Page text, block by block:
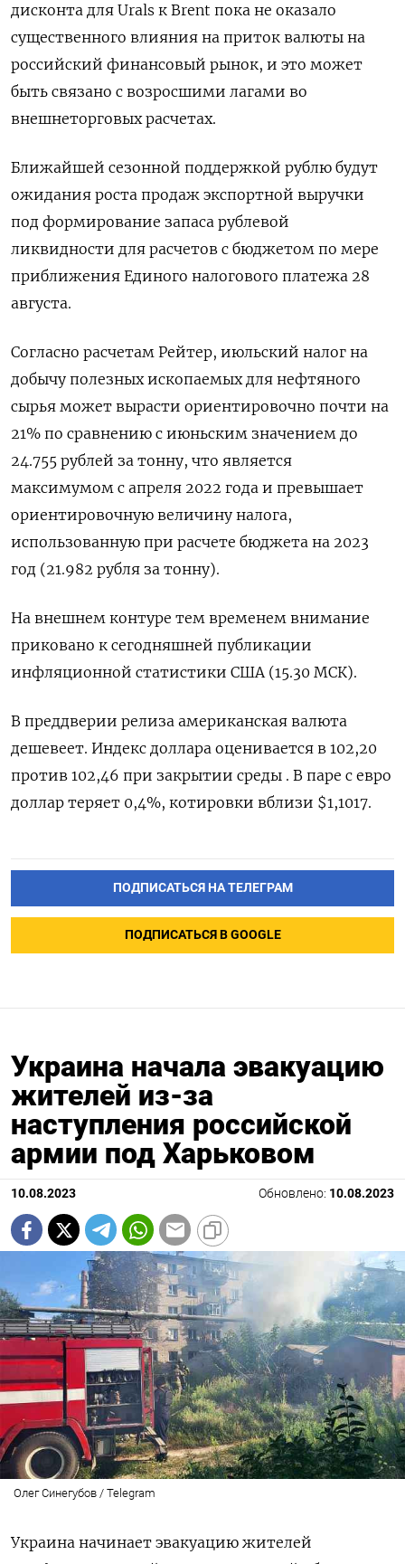
дисконта для Urals к Brent пока не оказало
существенного влияния на приток валюты на
российский финансовый рынок, и это может
быть связано с возросшими лагами во
внешнеторговых расчетах.
Ближайшей сезонной поддержкой рублю будут
ожидания роста продаж экспортной выручки
под формирование запаса рублевой
ликвидности для расчетов с бюджетом по мере
приближения Единого налогового платежа 28
августа.
Согласно расчетам Рейтер, июльский налог на
добычу полезных ископаемых для нефтяного
сырья может вырасти ориентировочно почти на
21% по сравнению с июньским значением до
24.755 рублей за тонну, что является
максимумом с апреля 2022 года и превышает
ориентировочную величину налога,
использованную при расчете бюджета на 2023
год (21.982 рубля за тонну).
На внешнем контуре тем временем внимание
приковано к сегодняшней публикации
инфляционной статистики США (15.30 МСК).
В преддверии релиза американская валюта
дешевеет. Индекс доллара оценивается в 102,20
против 102,46 при закрытии среды . В паре с евро
доллар теряет 0,4%, котировки вблизи $1,1017.
ПОДПИСАТЬСЯ НА ТЕЛЕГРАМ
ПОДПИСАТЬСЯ В GOOGLE
Украина начала эвакуацию
жителей из-за
наступления российской
армии под Харьковом
10.08.2023 Обновлено: 10.08.2023
Олег Синегубов / Telegram
Украина начинает эвакуацию жителей